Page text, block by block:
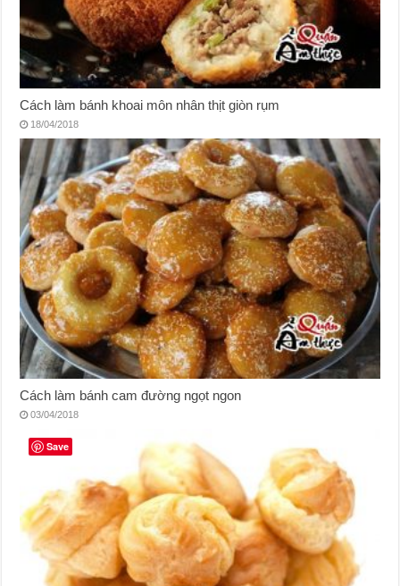
Cách làm bánh khoai môn nhân thịt giòn rụm
18/04/2018
Cách làm bánh cam đường ngọt ngon
03/04/2018
Save